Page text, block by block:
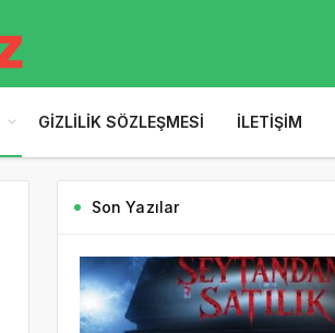
GIZLILIK SÖZLEŞMESI İLETIŞIM
Son Yazılar